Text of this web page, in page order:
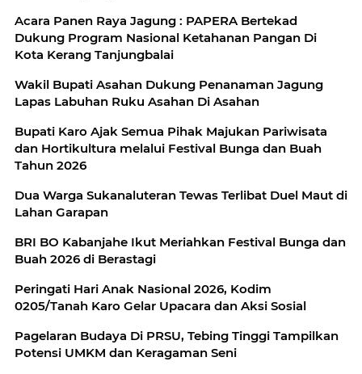
Acara Panen Raya Jagung : PAPERA Bertekad
Dukung Program Nasional Ketahanan Pangan Di
Kota Kerang Tanjungbalai
Wakil Bupati Asahan Dukung Penanaman Jagung
Lapas Labuhan Ruku Asahan Di Asahan
Bupati Karo Ajak Semua Pihak Majukan Pariwisata
dan Hortikultura melalui Festival Bunga dan Buah
Tahun 2026
Dua Warga Sukanaluteran Tewas Terlibat Duel Maut di
Lahan Garapan
BRI BO Kabanjahe Ikut Meriahkan Festival Bunga dan
Buah 2026 di Berastagi
Peringati Hari Anak Nasional 2026, Kodim
0205/Tanah Karo Gelar Upacara dan Aksi Sosial
Pagelaran Budaya Di PRSU, Tebing Tinggi Tampilkan
Potensi UMKM dan Keragaman Seni